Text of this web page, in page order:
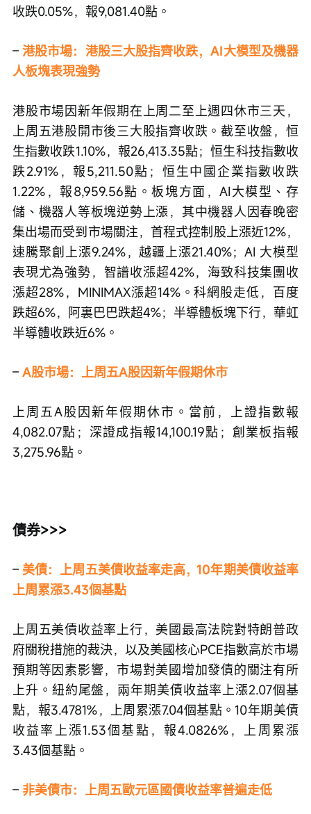
收跌0.05%，報9,081.40點。
– 港股市場：港股三大股指齊收跌，AI大模型及機器
人板塊表現強勢
港股市場因新年假期在上周二至上週四休市三天，
上周五港股開市後三大股指齊收跌。截至收盤，恒
生指數收跌1.10%，報26,413.35點；恒生科技指數收
跌2.91%，報5,211.50點；恒生中國企業指數收跌
1.22%，報8,959.56點。板塊方面，AI大模型、存
儲、機器人等板塊逆勢上漲，其中機器人因春晚密
集出場而受到市場關注，首程式控制股上漲近12%，
速騰聚創上漲9.24%，越疆上漲21.40%；AI 大模型
表現尤為強勢，智譜收漲超42%，海致科技集團收
漲超28%，MINIMAX漲超14%。科網股走低，百度
跌超6%，阿裏巴巴跌超4%；半導體板塊下行，華虹
半導體收跌近6%。
– A股市場：上周五A股因新年假期休市
上周五A股因新年假期休市。當前，上證指數報
4,082.07點；深證成指報14,100.19點；創業板指報
3,275.96點。
債券>>>
– 美債：上周五美債收益率走高，10年期美債收益率
上周累漲3.43個基點
上周五美債收益率上行，美國最高法院對特朗普政
府關稅措施的裁決，以及美國核心PCE指數高於市場
預期等因素影響，市場對美國增加發債的關注有所
上升。紐約尾盤，兩年期美債收益率上漲2.07個基
點，報3.4781%，上周累漲7.04個基點。10年期美債
收益率上漲1.53個基點，報4.0826%，上周累漲
3.43個基點。
– 非美債市：上周五歐元區國債收益率普遍走低